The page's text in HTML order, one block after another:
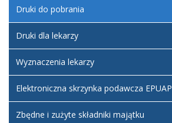
Druki do pobrania
Druki dla lekarzy
Wyznaczenia lekarzy
Elektroniczna skrzynka podawcza EPUAP
Zbędne i zużyte składniki majątku